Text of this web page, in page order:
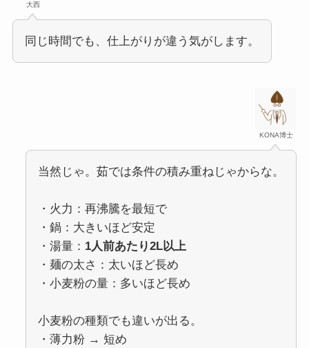
大西
同じ時間でも、仕上がりが違う気がします。
KONA博士
当然じゃ。茹では条件の積み重ねじゃからな。
・火力：再沸騰を最短で
・鍋：大きいほど安定
・湯量： 1人前あたり2L以上
・麺の太さ：太いほど長め
・小麦粉の量：多いほど長め
小麦粉の種類でも違いが出る。
・薄力粉 → 短め